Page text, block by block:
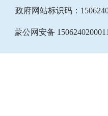
政府网站标识码：
蒙公网安备